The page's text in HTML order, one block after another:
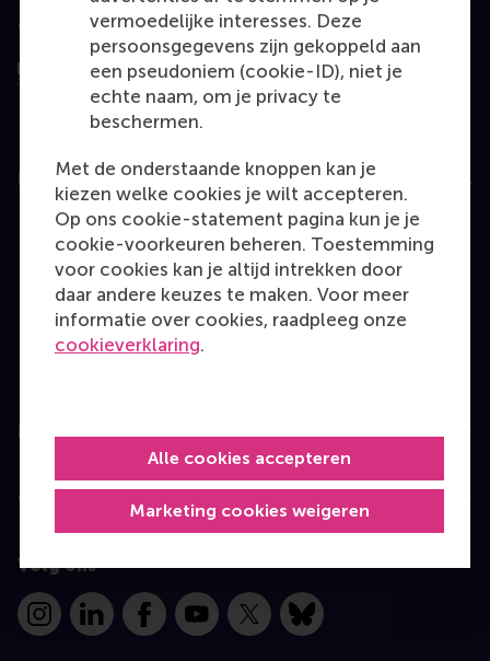
vermoedelijke interesses. Deze
persoonsgegevens zijn gekoppeld aan
een pseudoniem (cookie-ID), niet je
echte naam, om je privacy te
beschermen.
Met de onderstaande knoppen kan je
kiezen welke cookies je wilt accepteren.
Op ons cookie-statement pagina kun je je
cookie-voorkeuren beheren. Toestemming
voor cookies kan je altijd intrekken door
daar andere keuzes te maken. Voor meer
informatie over cookies, raadpleeg onze
cookieverklaring.
Marketing cookies weigeren
Alle cookies accepteren
Geëvalueerd door
Education
Bachelor
MBA
Executive Education
Information for
Contact
Volg ons
InstagramLinkedInFacebookYouTube
X Bluesky